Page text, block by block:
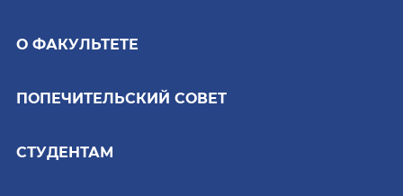
О ФАКУЛЬТЕТЕ
ПОПЕЧИТЕЛЬСКИЙ СОВЕТ
СТУДЕНТАМ